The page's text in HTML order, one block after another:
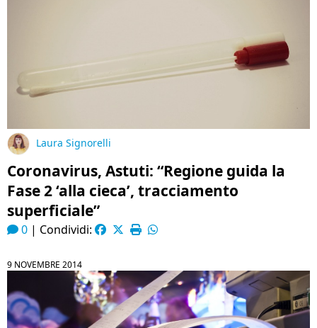
Laura Signorelli
Coronavirus, Astuti: “Regione guida la
Fase 2 ‘alla cieca’, tracciamento
superficiale”
0 | Condividi:
9 NOVEMBRE 2014